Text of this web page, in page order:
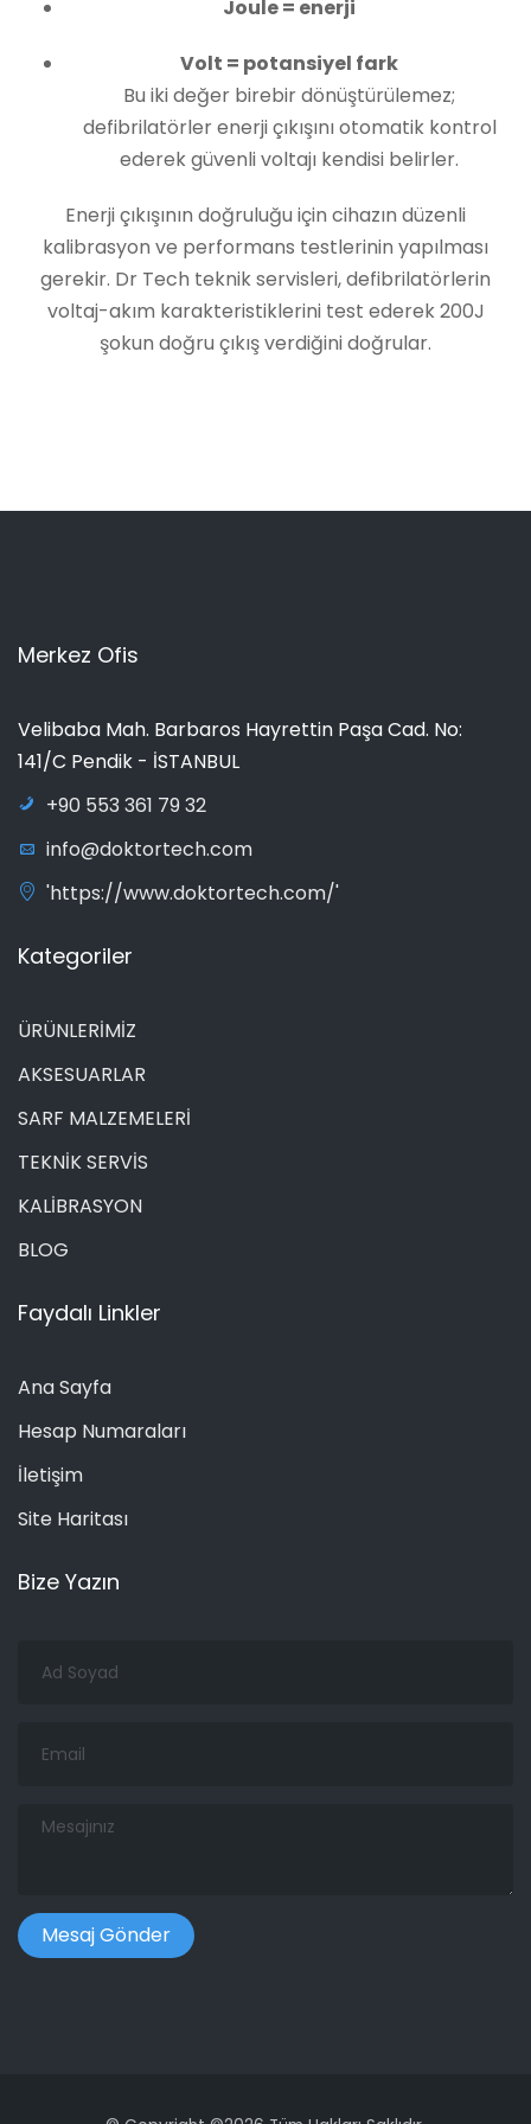
Joule = enerji
Volt = potansiyel fark
Bu iki değer birebir dönüştürülemez;
defibrilatörler enerji çıkışını otomatik kontrol
ederek güvenli voltajı kendisi belirler.
Enerji çıkışının doğruluğu için cihazın düzenli
kalibrasyon ve performans testlerinin yapılması
gerekir. Dr Tech teknik servisleri, defibrilatörlerin
voltaj-akım karakteristiklerini test ederek 200J
şokun doğru çıkış verdiğini doğrular.
Merkez Ofis
Velibaba Mah. Barbaros Hayrettin Paşa Cad. No:
141/C Pendik - İSTANBUL
+90 553 361 79 32
info@doktortech.com
'https://www.doktortech.com/'
Kategoriler
ÜRÜNLERİMİZ
AKSESUARLAR
SARF MALZEMELERİ
TEKNİK SERVİS
KALİBRASYON
BLOG
Faydalı Linkler
Ana Sayfa
Hesap Numaraları
İletişim
Site Haritası
Bize Yazın
Soyad
Mesajınız